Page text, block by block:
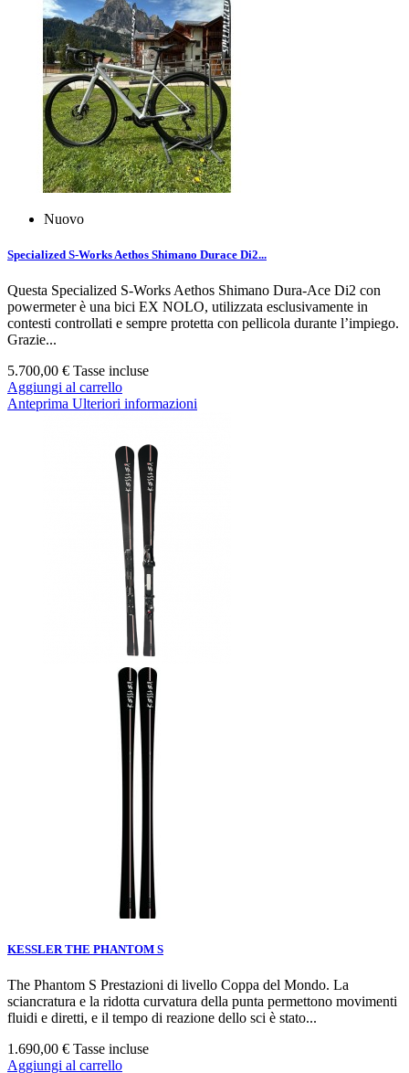
Nuovo
Specialized S-Works Aethos Shimano Durace Di2...
Questa Specialized S‑Works Aethos Shimano Dura‑Ace Di2 con
powermeter è una bici EX NOLO, utilizzata esclusivamente in
contesti controllati e sempre protetta con pellicola durante l’impiego.
Grazie...
5.700,00 € Tasse incluse
Aggiungi al carrello
Anteprima Ulteriori informazioni
KESSLER THE PHANTOM S
The Phantom S Prestazioni di livello Coppa del Mondo. La
sciancratura e la ridotta curvatura della punta permettono movimenti
fluidi e diretti, e il tempo di reazione dello sci è stato...
1.690,00 € Tasse incluse
Aggiungi al carrello